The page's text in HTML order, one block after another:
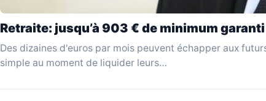
Retraite: jusqu’à 903 € de minimum
Des dizaines d'euros par mois peuvent échapper aux
simple au moment de liquider leurs…